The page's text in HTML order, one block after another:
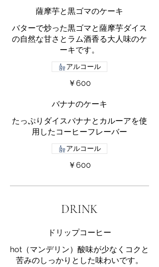
薩摩芋と黒ゴマのケーキ
バターで炒った黒ゴマと薩摩芋ダイス
の自然な甘さとラム酒香る大人味のケ
ーキです。
￥600
アルコール
バナナのケーキ
たっぷりダイスバナナとカルーアを使
用したコーヒーフレーバー
￥600
アルコール
DRINK
ドリップコーヒー
hot（マンデリン）酸味が少なくコクと
苦みのしっかりとした味わいです。